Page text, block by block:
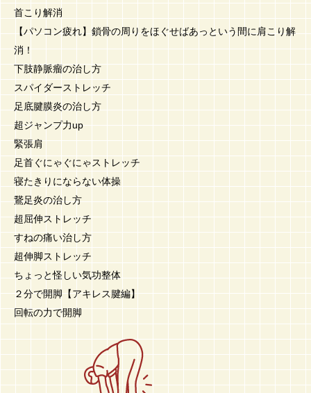
首こり解消
【パソコン疲れ】鎖骨の周りをほぐせばあっという間に肩こり解
消！
下肢静脈瘤の治し方
スパイダーストレッチ
足底腱膜炎の治し方
超ジャンプ力up
緊張肩
足首ぐにゃぐにゃストレッチ
寝たきりにならない体操
鵞足炎の治し方
超屈伸ストレッチ
すねの痛い治し方
超伸脚ストレッチ
ちょっと怪しい気功整体
２分で開脚【アキレス腱編】
回転の力で開脚